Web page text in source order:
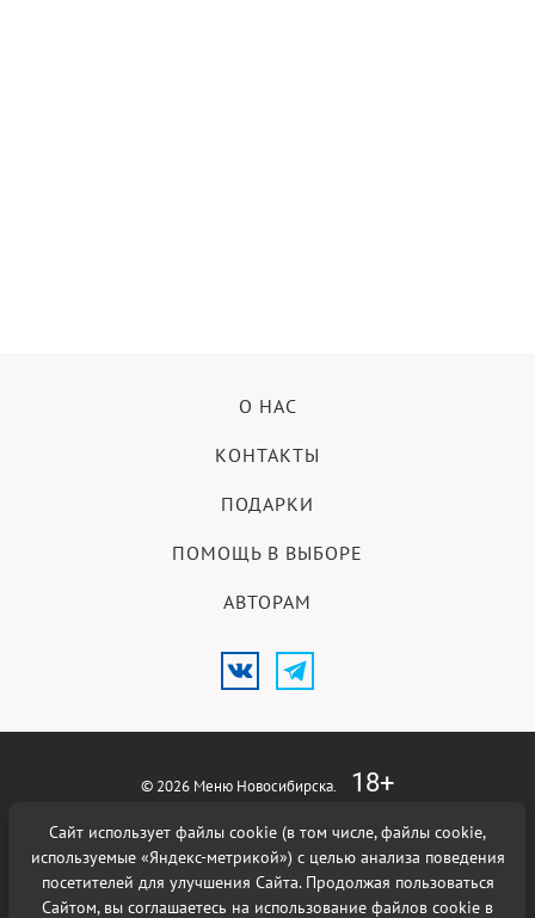
О НАС
КОНТАКТЫ
ПОДАРКИ
ПОМОЩЬ В ВЫБОРЕ
АВТОРАМ
© 2026 Меню Новосибирска. 18+
Использование материалов возможно при наличии активной
гиперссылки на сайтМеню Новосибирска.
Политика в отношении
обработки персональных данных
Сайт использует файлы cookie (в том числе, файлы cookie,
используемые «Яндекс-метрикой») с целью анализа поведения
посетителей для улучшения Сайта. Продолжая пользоваться
Сайтом, вы соглашаетесь на использование файлов cookie в